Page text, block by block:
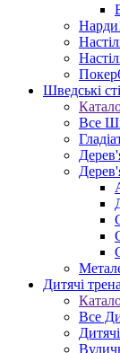
Нарди
Покер
Шведські
Все
Дитячі
Все